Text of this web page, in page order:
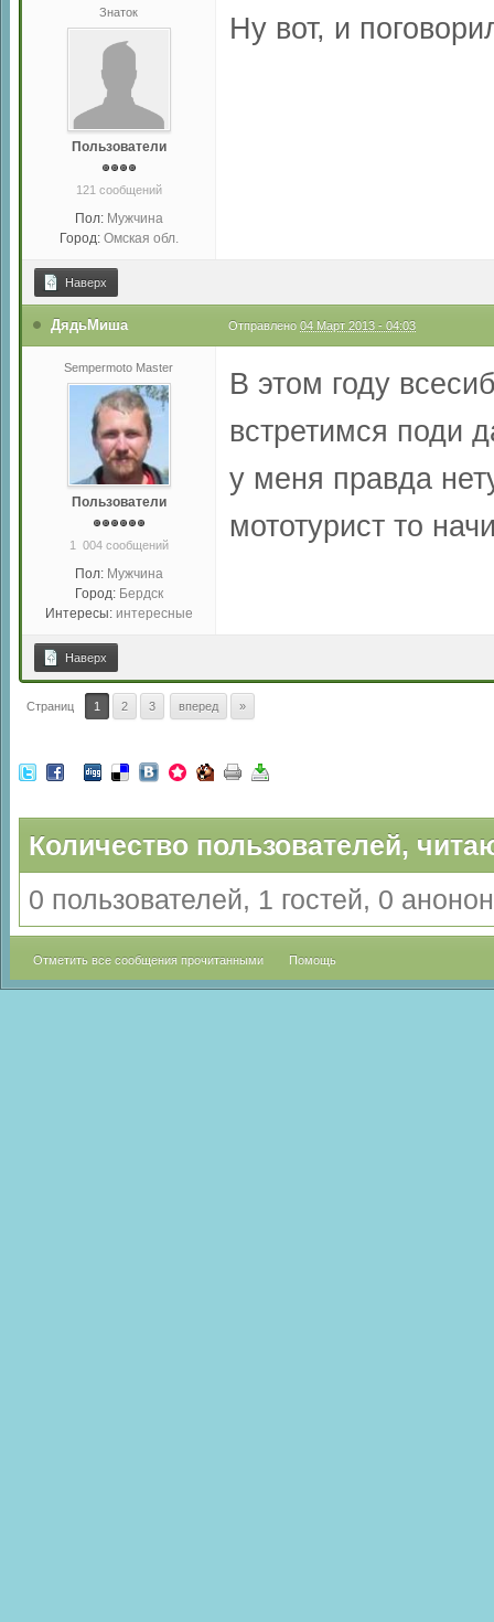
Знаток
Пользователи
121 сообщений
Пол: Мужчина
Город: Омская обл.
Ну вот, и
Наверх
ДядьМиша Отправлено 04 Март 2013 - 04:03
Sempermoto Master
Пользователи
1 004 сообщений
Пол: Мужчина
Город: Бердск
Интересы: интересные
В этом году
встретимся поди
у меня правда
мототурист то
Наверх
Страниц 1 2 3 вперед »
Количество пользователей,
0 пользователей, 1 гостей, 0
Отметить все сообщения прочитанными Помощь